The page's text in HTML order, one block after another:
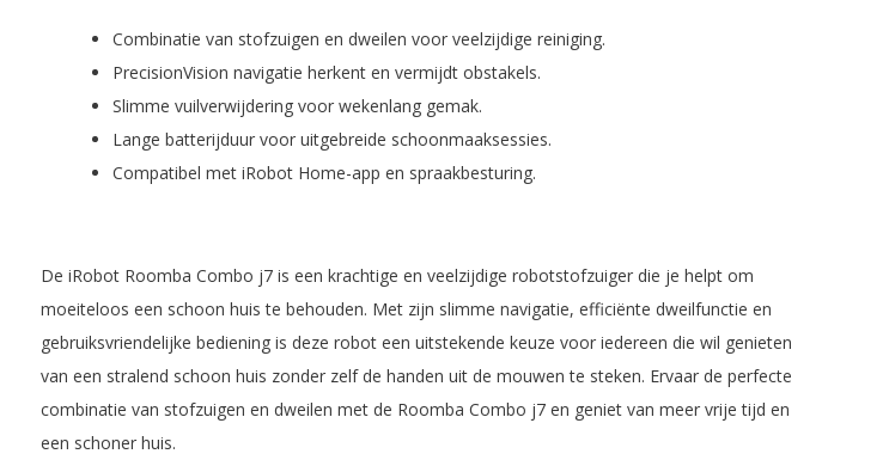
Combinatie van stofzuigen en dweilen voor veelzijdige reiniging.
PrecisionVision navigatie herkent en vermijdt obstakels.
Slimme vuilverwijdering voor wekenlang gemak.
Lange batterijduur voor uitgebreide schoonmaaksessies.
Compatibel met iRobot Home-app en spraakbesturing.
De iRobot Roomba Combo j7 is een krachtige en veelzijdige robotstofzuiger die je helpt om
moeiteloos een schoon huis te behouden. Met zijn slimme navigatie, efficiënte dweilfunctie en
gebruiksvriendelijke bediening is deze robot een uitstekende keuze voor iedereen die wil genieten
van een stralend schoon huis zonder zelf de handen uit de mouwen te steken. Ervaar de perfecte
combinatie van stofzuigen en dweilen met de Roomba Combo j7 en geniet van meer vrije tijd en
een schoner huis.